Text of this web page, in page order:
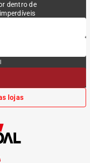
dentro de
lojas